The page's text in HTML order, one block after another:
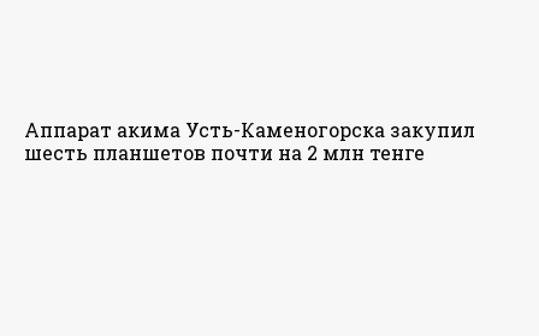
Аппарат акима Усть-Каменогорска закупил
шесть планшетов почти на 2 млн тенге